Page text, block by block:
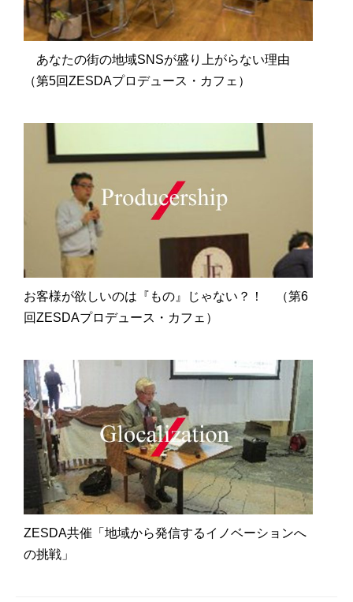
あなたの街の地域SNSが盛り上がらない理由
（第5回ZESDAプロデュース・カフェ）
お客様が欲しいのは『もの』じゃない？！ （第6
回ZESDAプロデュース・カフェ）
ZESDA共催「地域から発信するイノベーションへ
の挑戦」